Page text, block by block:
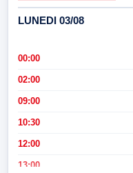
LUNEDI 03/08
00:00
02:00
09:00
10:30
12:00
13:00